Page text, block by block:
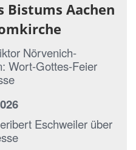
Bistums Aachen
Nörvenich-
Wort-Gottes-Feier
Eschweiler über